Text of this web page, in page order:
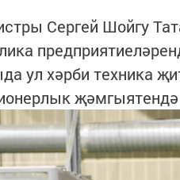
Сергей Шойгу
ул хәрби техника